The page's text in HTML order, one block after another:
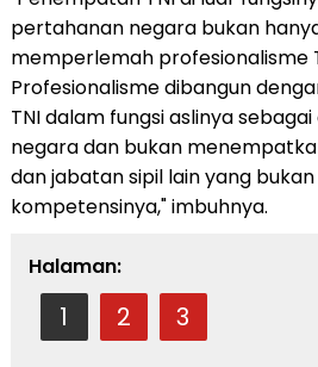
pertahanan negara bukan
memperlemah profesionalisme
Profesionalisme dibangun
TNI dalam fungsi aslinya
negara dan bukan
dan jabatan sipil lain yang
kompetensinya," imbuhnya.
Halaman:
1 2 3